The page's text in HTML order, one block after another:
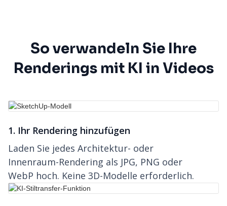
So verwandeln Sie Ihre
Renderings mit KI in Videos
1. Ihr Rendering hinzufügen
Laden Sie jedes Architektur- oder
Innenraum-Rendering als JPG, PNG oder
WebP hoch. Keine 3D-Modelle erforderlich.